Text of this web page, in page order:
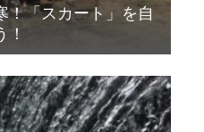
！「スカート」を自